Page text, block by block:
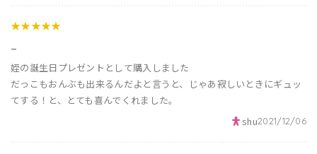
★★★★★
姪の誕生日プレゼントとして購入しました
だっこもおんぶも出来るんだよと言うと、じゃあ寂しいときにギュッ
てする！と、とても喜んでくれました。
shu2021/12/06